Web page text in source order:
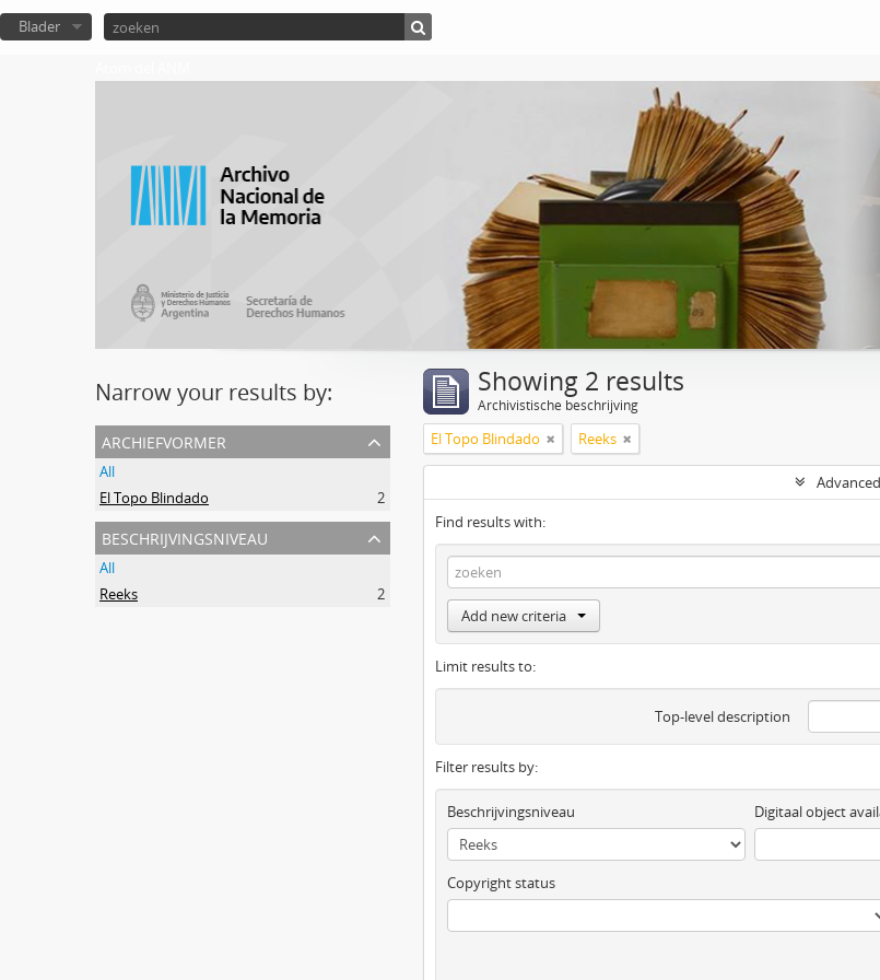
Blader
Narrow your results by:
archiefvormer
All
El Topo Blindado
2
beschrijvingsniveau
All
Reeks
2
Showing 2 results
Archivistische beschrijving
El Topo Blindado Reeks
Find results with:
Add new criteria
Limit results to:
Top-level description
Filter results by:
Beschrijvingsniveau Digitaal object
Copyright status